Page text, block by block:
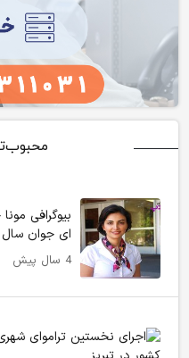
بیوگرافی
ای جوان سال
4 سال پیش